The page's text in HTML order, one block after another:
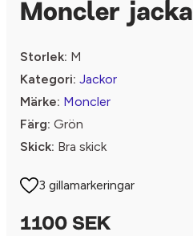
Moncler jacka
Storlek: M
Kategori: Jackor
Märke: Moncler
Färg: Grön
Skick: Bra skick
3 gillamarkeringar
1100 SEK